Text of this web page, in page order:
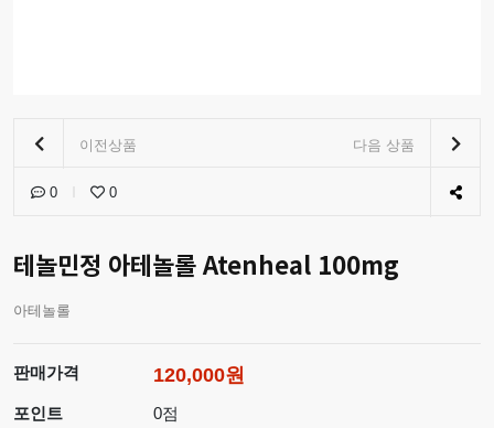
이전상품 다음 상품
0 0
테놀민정 아테놀롤 Atenheal 100mg
아테놀롤
판매가격 120,000원
포인트
0점